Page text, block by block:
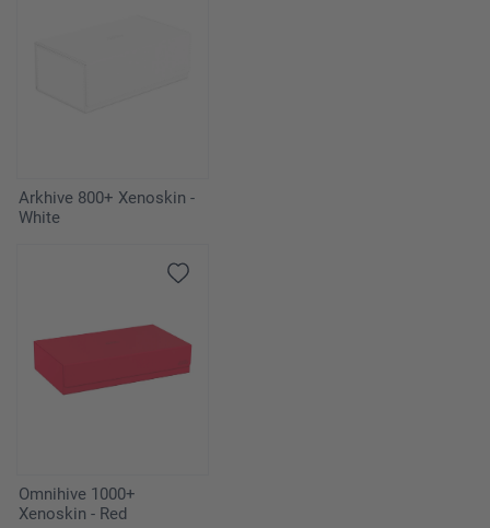
Arkhive 800+ Xenoskin -
White
Omnihive 1000+
Xenoskin - Red